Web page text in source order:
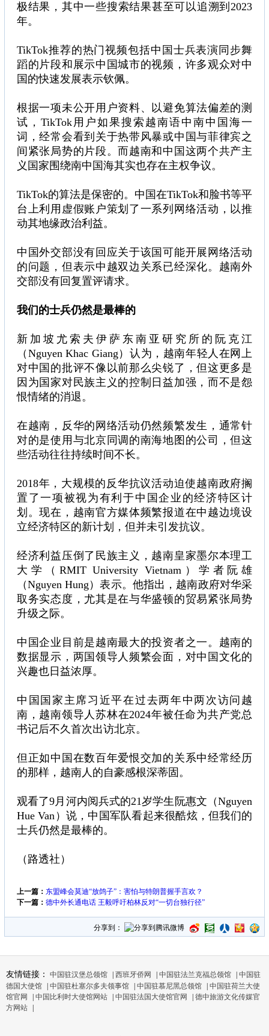
极结果，其中一些搜索结果甚至可以追溯到2023
年。
TikTok推荐的热门视频包括中国士兵表演同步舞
蹈的片段和展示中国城市的视频，许多观众对中
国的快速发展表示钦佩。
根据一项未公开用户资料、以避免算法偏差的测
试，TikTok用户如果搜索越南语中南中国海一
词，经常会看到关于热带风暴或中国与菲律宾之
间紧张局势的片段。而越南和中国这两个共产主
义国家围绕南中国海其实也存在主权争议。
TikTok的算法是保密的。中国在TikTok和脸书等平
台上利用虚假账户策划了一系列网络活动，以推
动其地缘政治利益。
中国外交部没有回应关于该国可能开展网络活动
的问题，但表示中越双边关系已经深化。越南外
交部没有回复置评请求。
我们的士兵仍然是最棒的
新加坡尤索夫伊萨东南亚研究所的阮克江
（Nguyen Khac Giang）认为，越南年轻人在网上
对中国的批评不像以前那么尖锐了，但这更多是
因为国家对民族主义的控制日益加强，而不是怨
恨情绪的消退。
在越南，反华的网络活动仍然频繁发生，通常针
对的是使用与北京同调的南海地图的公司，但这
些活动往往持续时间不长。
2018年，大规模的反华抗议活动迫使越南政府搁
置了一项被视为有利于中国企业的经济特区计
划。现在，越南官方媒体频繁报道在中越边境设
立经济特区的新计划，但并未引发抗议。
经济利益压倒了民族主义，越南皇家墨尔本理工
大学（RMIT University Vietnam）学者阮雄
（Nguyen Hung）表示。他指出，越南政府对华采
取务实态度，尤其是在与华盛顿的贸易紧张局势
升级之际。
中国企业目前是越南最大的投资者之一。越南的
数据显示，两国领导人频繁会面，对中国文化的
兴趣也日益浓厚。
中国国家主席习近平在过去两年中两次访问越
南，越南领导人苏林在2024年被任命为共产党总
书记后不久首次出访北京。
但正如中国在数百年爱恨交加的关系中经常经历
的那样，越南人的自豪感根深蒂固。
观看了9月河内阅兵式的21岁学生阮惠文（Nguyen
Hue Van）说，中国军队看起来很酷炫，但我们的
士兵仍然是最棒的。
（路透社）
上一篇： 东盟峰会莫迪“放鸽子”：害怕与特朗普握手言欢？
下一篇： 德中外长通电话 王毅呼吁柏林反对“一切台独行径”
分享到：
友情链接： 中国驻汉堡总领馆 西班牙侨网 中国驻法兰克福总领馆
中国驻
德国大使馆
中国驻杜塞尔多夫领事馆 中国驻慕尼黑总领馆
中国驻荷兰大使
馆官网
中国比利时大使馆网站 中国驻法国大使馆官网
德中旅游文化传媒官
方网站